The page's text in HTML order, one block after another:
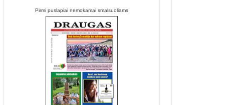
Pirmi puslapiai nemokamai smalsuoliams